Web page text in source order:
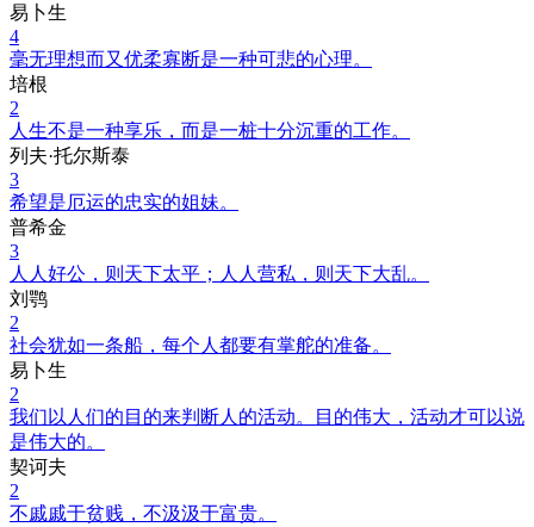
易卜生
4
毫无理想而又优柔寡断是一种可悲的心理。
培根
2
人生不是一种享乐，而是一桩十分沉重的工作。
列夫·托尔斯泰
3
希望是厄运的忠实的姐妹。
普希金
3
人人好公，则天下太平；人人营私，则天下大乱。
刘鹗
2
社会犹如一条船，每个人都要有掌舵的准备。
易卜生
2
我们以人们的目的来判断人的活动。目的伟大，活动才可以说
是伟大的。
契诃夫
2
不戚戚于贫贱，不汲汲于富贵。